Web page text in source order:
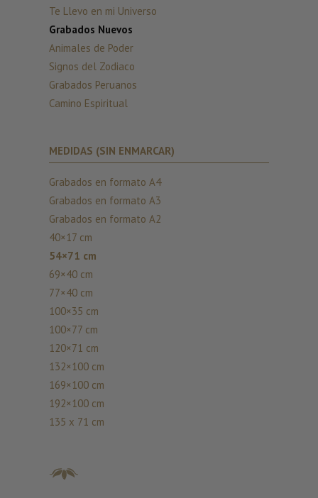
Te Llevo en mi Universo
Grabados Nuevos
Animales de Poder
Signos del Zodiaco
Grabados Peruanos
Camino Espiritual
MEDIDAS (SIN ENMARCAR)
Grabados en formato A4
Grabados en formato A3
Grabados en formato A2
40×17 cm
54×71 cm
69×40 cm
77×40 cm
100×35 cm
100×77 cm
120×71 cm
132×100 cm
169×100 cm
192×100 cm
135 x 71 cm